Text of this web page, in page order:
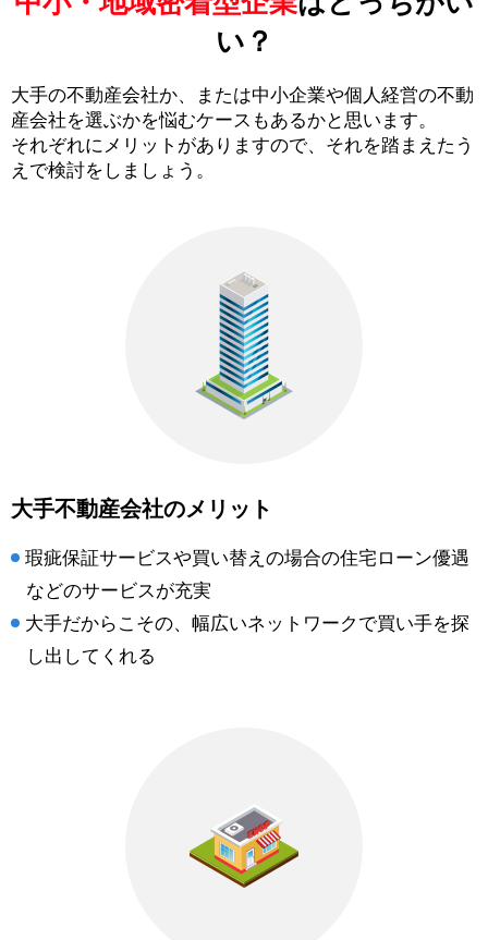
い？
大手の不動産会社か、または中小企業や個人経営の不動
産会社を選ぶかを悩むケースもあるかと思います。
それぞれにメリットがありますので、それを踏まえたう
えで検討をしましょう。
大手不動産会社のメリット
瑕疵保証サービスや買い替えの場合の住宅ローン優遇
などのサービスが充実
大手だからこその、幅広いネットワークで買い手を探
し出してくれる